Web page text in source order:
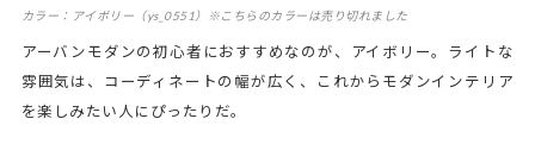
カラー：アイボリー（ys_0551）※こちらのカラーは売り切れました
アーバンモダンの初心者におすすめなのが、アイボリー。ライトな
雰囲気は、コーディネートの幅が広く、これからモダンインテリア
を楽しみたい人にぴったりだ。